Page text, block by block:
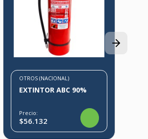
OTROS (NACIONAL)
EXTINTOR ABC 90%
Precio:
$56.132